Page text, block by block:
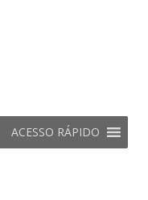
ACESSO RÁPIDO